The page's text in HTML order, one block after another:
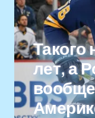
Такого
лет, а